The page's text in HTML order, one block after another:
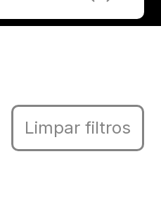
Limpar filtros